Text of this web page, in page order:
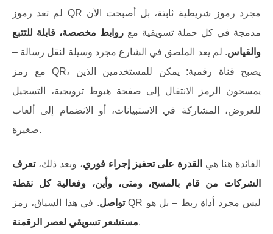
لم تعد رموز QR مجرد رموز شريطية ثابتة، بل أصبحت الآن
مدمجة في كل حملة تسويقية مع روابط مخصصة، قابلة للتتبع
والقياس. لم يعد الملصق في الشارع مجرد وسيلة لنقل رسالة –
مع رمز QR، يصبح قناة رقمية: يمكن للمستخدمين الذين
يمسحون الرمز الانتقال إلى صفحة هبوط ترويجية، التسجيل
للعروض، المشاركة في الاستبيانات، أو الانضمام إلى ألعاب
صغيرة.
الفائدة هنا هي القدرة على تحفيز إجراء فوري، وبعد ذلك،تعرف
الشركات من قام بالمسح، ومتى، وأين، وفعالية كل نقطة
تواصل
. في هذا السياق، رمز QR ليس مجرد أداة ربط – بل هو
مستشعر تسويقي لعصر الرقمنة.